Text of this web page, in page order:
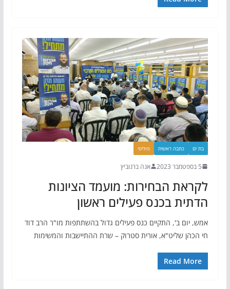
בת ים כתבה ראשית פוליטי
5 בספטמבר 2023 אנה ברנוביץ
לקראת הבחירות: מועמד הציונות
הדתית בכנס פעילים ראשון
אמש, יום ב', התקיים כנס פעילים גדול בהשתתפות מו"ר הרב דוד
חי הכהן שליט"א, אורית סטרוק – שרת ההתיישבות והמשימות
Read More